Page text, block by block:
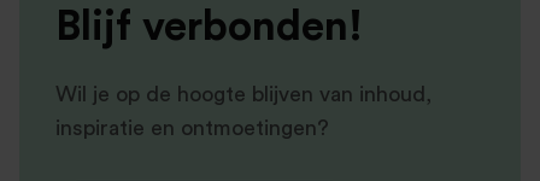
Blijf verbonden!
Wil je op de hoogte blijven van inhoud,
inspiratie en ontmoetingen?